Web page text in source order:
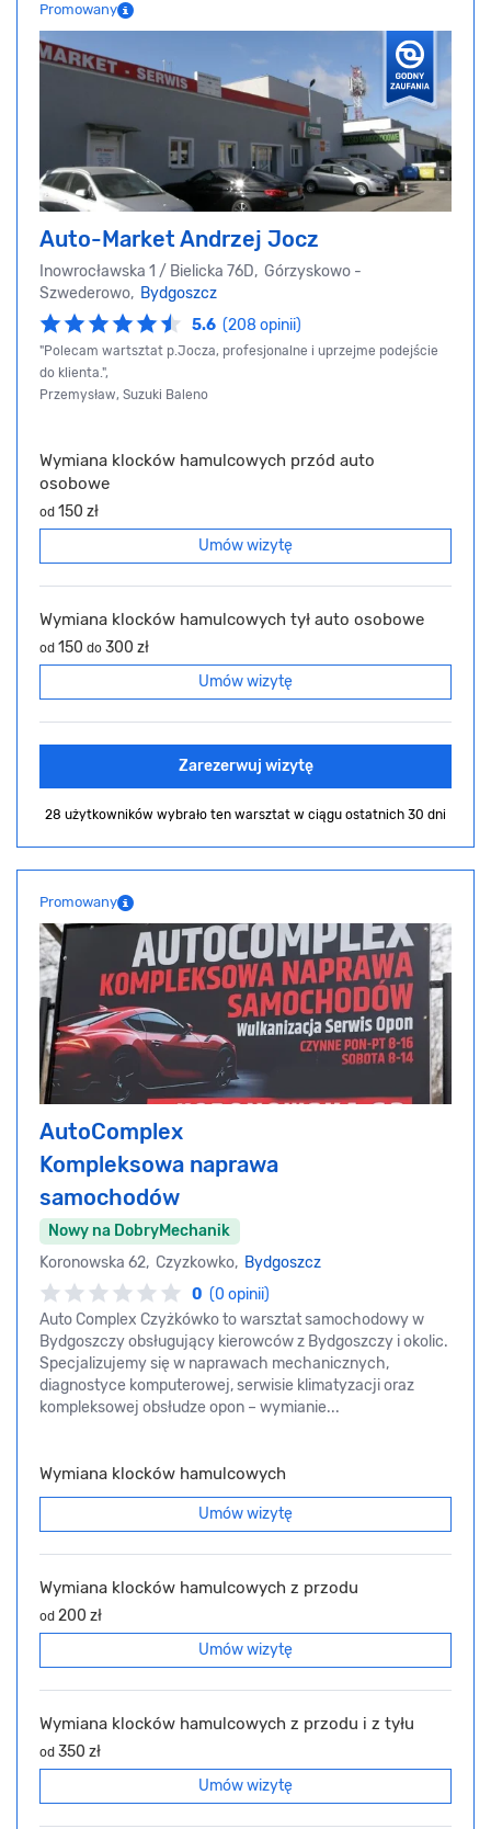
Promowany
Auto-Market Andrzej Jocz
Inowrocławska 1 / Bielicka 76D, Górzyskowo -
Szwederowo, Bydgoszcz
5.6 (208 opinii)
"Polecam wartsztat p.Jocza, profesjonalne i uprzejme podejście
do klienta.",
Przemysław, Suzuki Baleno
Wymiana klocków hamulcowych przód auto
osobowe
od 150 zł
Umów wizytę
Wymiana klocków hamulcowych tył auto osobowe
od 150 do 300 zł
Umów wizytę
Zarezerwuj wizytę
28 użytkowników wybrało ten warsztat w ciągu ostatnich 30 dni
Promowany
AutoComplex
Kompleksowa naprawa
samochodów
Nowy na DobryMechanik
Koronowska 62, Czyzkowko, Bydgoszcz
0 (0 opinii)
Auto Complex Czyżkówko to warsztat samochodowy w
Bydgoszczy obsługujący kierowców z Bydgoszczy i okolic.
Specjalizujemy się w naprawach mechanicznych,
diagnostyce komputerowej, serwisie klimatyzacji oraz
kompleksowej obsłudze opon – wymianie...
Wymiana klocków hamulcowych
Umów wizytę
Wymiana klocków hamulcowych z przodu
od 200 zł
Umów wizytę
Wymiana klocków hamulcowych z przodu i z tyłu
od 350 zł
Umów wizytę